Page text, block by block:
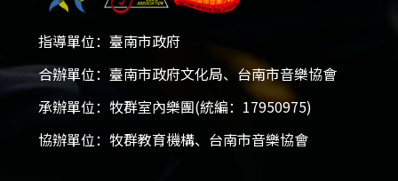
2026大台南國際音樂大賽
2025-12-05 - 2026-01-18
開放報名！
指導單位：臺南市政府
合辦單位：臺南市政府文化局、台南市音樂協會
承辦單位：牧群室內樂團(統編：17950975)
協辦單位：牧群教育機構、台南市音樂協會